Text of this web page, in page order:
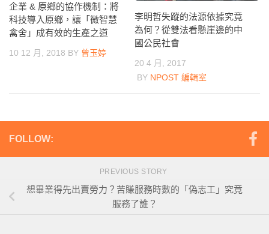
企業 & 原鄉的協作機制：將
科技導入原鄉，讓「微智慧
禽舍」成有效的生產之道
10 12 月, 2018 BY 曾玉婷
李明哲失蹤的法源依據究竟
為何？從雙法看懸崖邊的中
國公民社會
20 4 月, 2017
BY NPOST 編輯室
FOLLOW:
PREVIOUS STORY
想畢業得先出賣勞力？苦賺服務時數的「偽志工」究竟
服務了誰？